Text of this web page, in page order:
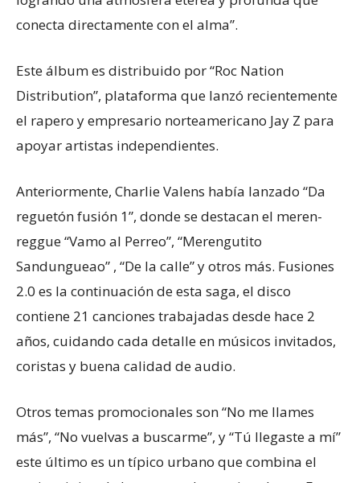
conecta directamente con el alma”.
Este álbum es distribuido por “Roc Nation
Distribution”, plataforma que lanzó recientemente
el rapero y empresario norteamericano Jay Z para
apoyar artistas independientes.
Anteriormente, Charlie Valens había lanzado “Da
reguetón fusión 1”, donde se destacan el meren-
reggue “Vamo al Perreo”, “Merengutito
Sandungueao” , “De la calle” y otros más. Fusiones
2.0 es la continuación de esta saga, el disco
contiene 21 canciones trabajadas desde hace 2
años, cuidando cada detalle en músicos invitados,
coristas y buena calidad de audio.
Otros temas promocionales son “No me llames
más”, “No vuelvas a buscarme”, y “Tú llegaste a mí”
este último es un típico urbano que combina el